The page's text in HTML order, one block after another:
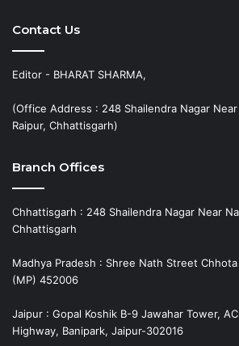
Contact Us
Editor - BHARAT SHARMA,
(Office Address : 248 Shailendra Nagar
Raipur, Chhattisgarh)
Branch Offices
Chhattisgarh : 248 Shailendra Nagar Near
Chhattisgarh
Madhya Pradesh : Shree Nath Street
(MP) 452006
Jaipur : Gopal Koshik B-9 Jawahar Tower,
Highway, Banipark, Jaipur-302016